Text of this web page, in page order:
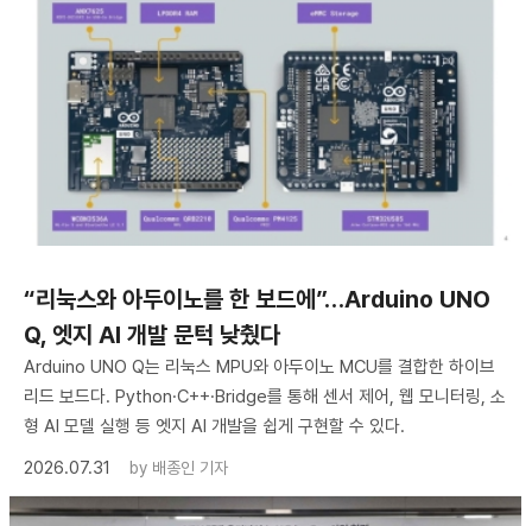
“리눅스와 아두이노를 한 보드에”…Arduino UNO
Q, 엣지 AI 개발 문턱 낮췄다
Arduino UNO Q는 리눅스 MPU와 아두이노 MCU를 결합한 하이브
리드 보드다. Python·C++·Bridge를 통해 센서 제어, 웹 모니터링, 소
형 AI 모델 실행 등 엣지 AI 개발을 쉽게 구현할 수 있다.
2026.07.31
by 배종인 기자